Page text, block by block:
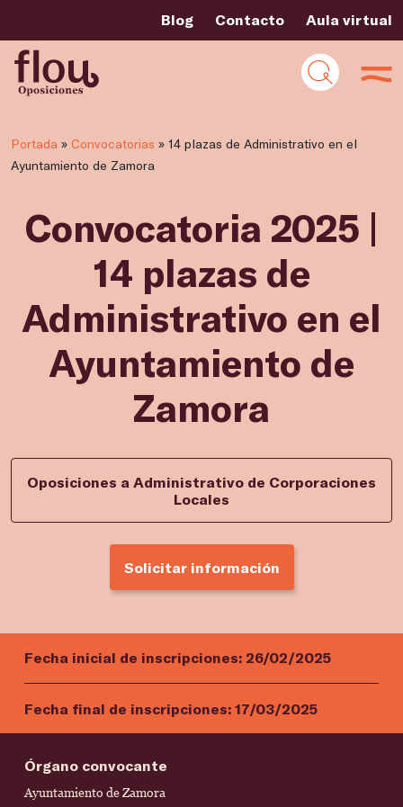
Blog Contacto Aula virtual
Portada » Convocatorias » 14 plazas de Administrativo en el
Ayuntamiento de Zamora
Convocatoria 2025 |
14 plazas de
Administrativo en el
Ayuntamiento de
Zamora
Oposiciones a Administrativo de Corporaciones
Locales
Solicitar información
Fecha inicial de inscripciones: 26/02/2025
Fecha final de inscripciones: 17/03/2025
Órgano convocante
Ayuntamiento de Zamora